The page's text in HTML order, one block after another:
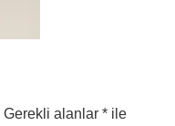
Gerekli alanlar * ile